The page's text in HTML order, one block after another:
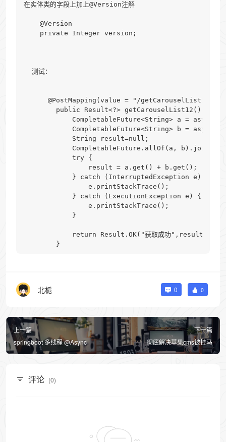
在实体类的字段上加上@Version注解
    @Version
    private Integer version;
  测试：
      @PostMapping(value = "/getCarouselList11")
        public Result<?> getCarouselList12() {
CompletableFuture<String> a =
CompletableFuture<String> b =
            String result=null;
            CompletableFuture.allOf(a, b).join();
            try {
                result = a.get() + b.get();
            } catch (InterruptedException e) {
                e.printStackTrace();
            } catch (ExecutionException e) {
                e.printStackTrace();
            }
            return Result.OK("获取成功",result);
        }
北栀 0 0
上一篇
springboot 多线程 @Async
下一篇
彻底解决苹果cms被挂马
评论 (0)